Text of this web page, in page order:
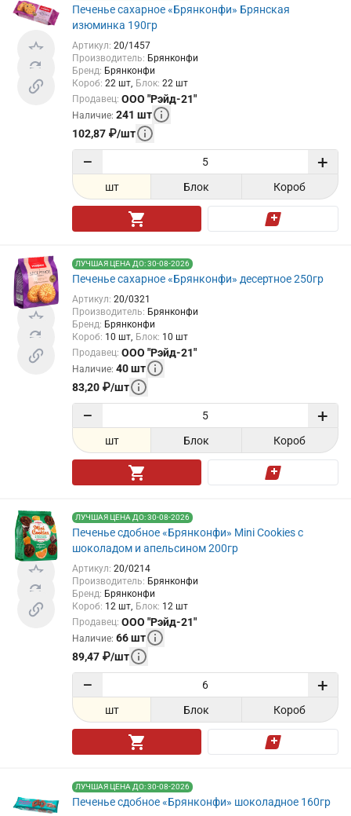
Печенье сахарное «Брянконфи» Брянская
изюминка 190гр
Артикул: 20/1457
Производитель: Брянконфи
Бренд: Брянконфи
Короб: 22 шт Блок: 22 шт
Продавец: ООО "Рэйд-21"
Наличие: 241 шт
102,87 ₽/шт
− +
шт Блок Короб
ЛУЧШАЯ ЦЕНА ДО: 30-08-2026
Печенье сахарное «Брянконфи» десертное 250гр
Артикул: 20/0321
Производитель: Брянконфи
Бренд: Брянконфи
Короб: 10 шт Блок: 10 шт
Продавец: ООО "Рэйд-21"
Наличие: 40шт
83,20 ₽/шт
− +
шт Блок Короб
ЛУЧШАЯ ЦЕНА ДО: 30-08-2026
Печенье сдобное «Брянконфи» Mini Cookies с
шоколадом и апельсином 200гр
Артикул: 20/0214
Производитель: Брянконфи
Бренд: Брянконфи
Короб: 12 шт Блок: 12 шт
Продавец: ООО "Рэйд-21"
Наличие: 66шт
89,47 ₽/шт
− +
шт Блок Короб
ЛУЧШАЯ ЦЕНА ДО: 30-08-2026
Печенье сдобное «Брянконфи» шоколадное 160гр